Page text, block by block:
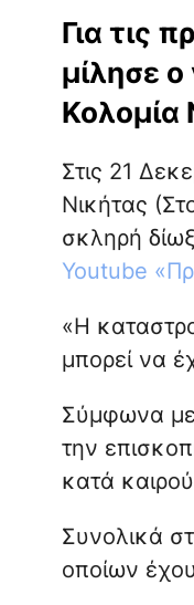
Για τις
μίλησε
Κολομία
Στις 21
Νικήτας
σκληρή
Youtube
«Η
μπορεί να
Σύμφωνα με
την
κατά
Συνολικά
οποίων